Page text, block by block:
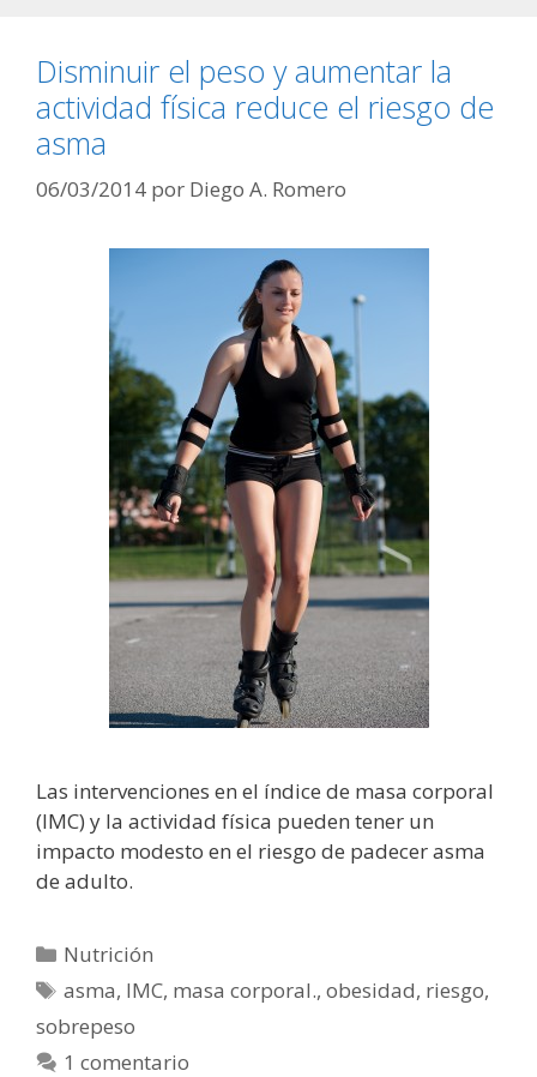
Disminuir el peso y aumentar la
actividad física reduce el riesgo de
asma
06/03/2014 por Diego A. Romero
Las intervenciones en el índice de masa corporal
(IMC) y la actividad física pueden tener un
impacto modesto en el riesgo de padecer asma
de adulto.
Categorías
Nutrición
Etiquetas
asma, IMC, masa corporal.,obesidad, riesgo,
sobrepeso
1 comentario